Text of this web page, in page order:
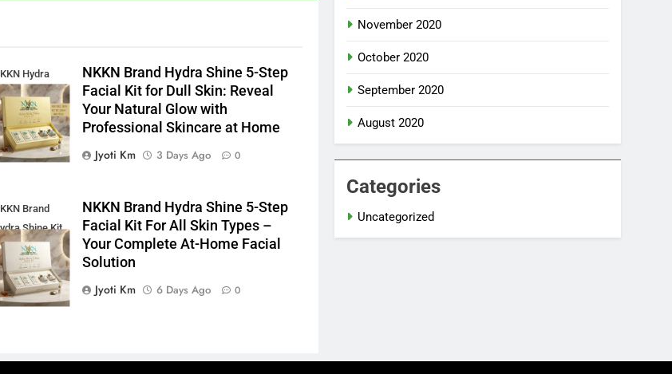
Hydra
Facial Kit
Dull Skin
NKKN Brand Hydra Shine 5-Step
Facial Kit for Dull Skin: Reveal
Your Natural Glow with
Professional Skincare at Home
Jyoti Km
3 Days Ago 0
Brand
Shine Kit
All Skin
NKKN Brand Hydra Shine 5-Step
Facial Kit For All Skin Types –
Your Complete At-Home Facial
Solution
Jyoti Km
6 Days Ago 0
November 2020
October 2020
September 2020
August 2020
Categories
Uncategorized